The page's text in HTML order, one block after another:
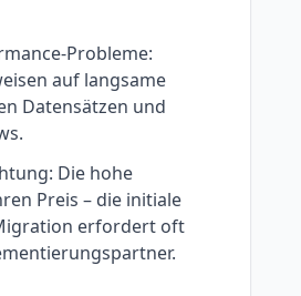
Probleme:
auf langsame
Datensätzen und
Die hohe
Preis – die initiale
erfordert oft